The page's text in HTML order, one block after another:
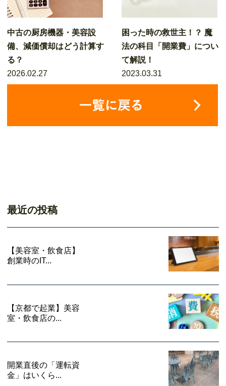
中古の厨房機器・美容設
備、減価償却はどう計算す
る？
2026.02.27
困った時の救世主！？ 魔
法の科目「開業費」につい
て解説！
2023.03.31
最近の投稿
【美容室・飲食店】
創業時のIT...
【京都で起業】美容
室・飲食店の...
開業直後の「運転資
金」はいくら...